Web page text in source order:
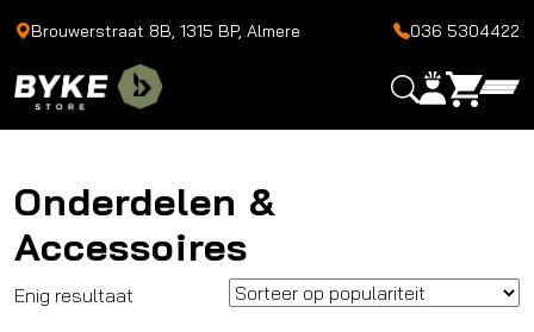
Brouwerstraat 8B, 1315 BP, Almere 036 5304422
Onderdelen &
Accessoires
Enig resultaat